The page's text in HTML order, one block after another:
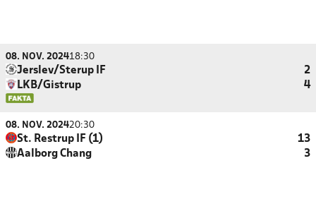
08. NOV. 202418:30
Jerslev/Sterup IF
2
LKB/Gistrup
4
08. NOV. 202420:30
St. Restrup IF (1)
13
Aalborg Chang
3